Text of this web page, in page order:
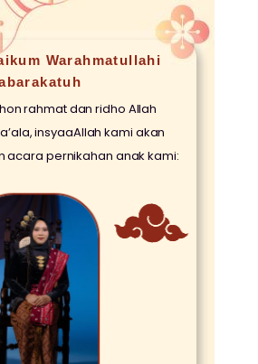
Warahmatullahi
rahmat dan ridho Allah
insyaaAllah kami akan
acara pernikahan anak kami: